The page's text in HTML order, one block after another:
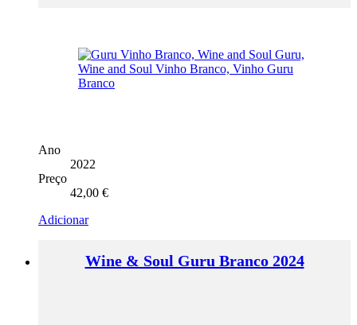
Ano
2022
Preço
42,00 €
Adicionar
Wine & Soul Guru Branco 2024